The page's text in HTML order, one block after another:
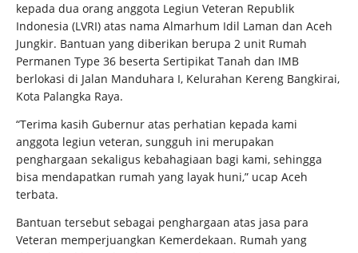
kepada dua orang anggota Legiun Veteran Republik
Indonesia (LVRI) atas nama Almarhum Idil Laman dan Aceh
Jungkir. Bantuan yang diberikan berupa 2 unit Rumah
Permanen Type 36 beserta Sertipikat Tanah dan IMB
berlokasi di Jalan Manduhara I, Kelurahan Kereng Bangkirai,
Kota Palangka Raya.
“Terima kasih Gubernur atas perhatian kepada kami
anggota legiun veteran, sungguh ini merupakan
penghargaan sekaligus kebahagiaan bagi kami, sehingga
bisa mendapatkan rumah yang layak huni,” ucap Aceh
terbata.
Bantuan tersebut sebagai penghargaan atas jasa para
Veteran memperjuangkan Kemerdekaan. Rumah yang